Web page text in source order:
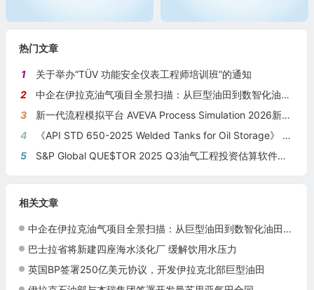
热门文章
1
关于举办“TÜV 功能安全仪表工程师培训班”的通知
2
中企在伊拉克油气项目全景扫描：从巨型油田到数智化油田的系统性布局
3
新一代流程模拟平台 AVEVA Process Simulation 2026新版本发布
4
《API STD 650-2025 Welded Tanks for Oil Storage》 《钢制焊接储油罐》（中英文对照版）
5
S&P Global QUE$TOR 2025 Q3油气工程投资估算软件新版本发布
相关文章
中企在伊拉克油气项目全景扫描：从巨型油田到数智化油田的系统性布局
巴士拉省将新建四座海水淡化厂 缓解饮用水压力
英国BP签署250亿美元协议，开发伊拉克北部巨型油田